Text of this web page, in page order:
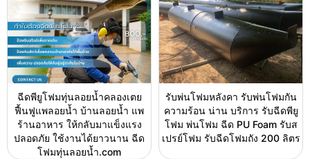
ฉีดพียูโฟมทุ่นลอยน้ำคลองเตย
ฟื้นฟูแพลอยน้ำ บ้านลอยน้ำ แพ
ร้านอาหาร ให้กลับมาแข็งแรง
ปลอดภัย ใช้งานได้ยาวนาน ฉีด
โฟมทุ่นลอยน้ำ.com
รับพ่นโฟมหลังคา รับพ่นโฟมกัน
ความร้อน น่าน บริการ รับฉีดพียู
โฟม พ่นโฟม ฉีด PU Foam รับส
เปรย์โฟม รับฉีดโฟมถัง 200 ลิตร